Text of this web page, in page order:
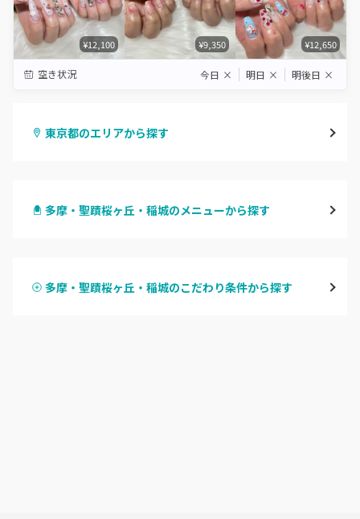
¥12,100 ¥9,350 ¥12,650
空き状況 今日 × 明日 × 明後日 ×
東京都のエリアから探す
原宿
多摩・聖蹟桜ヶ丘・稲城のメニューから探す
ハンドスカルプ
多摩・聖蹟桜ヶ丘・稲城のこだわり条件から探す